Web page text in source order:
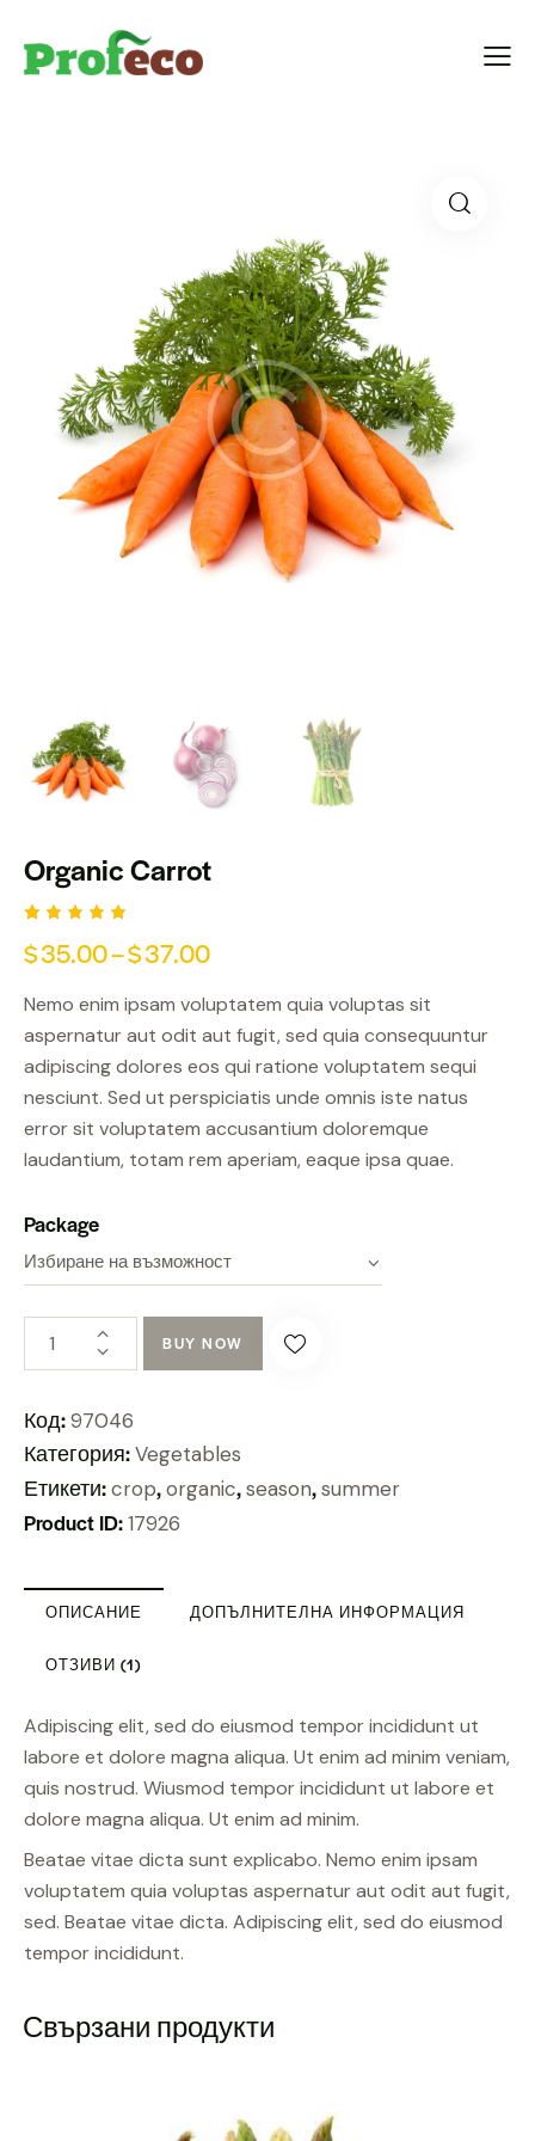
Organic Carrot
5.00 от
на
елски
$35.00–$37.00
Nemo enim ipsam voluptatem quia voluptas sit
aspernatur aut odit aut fugit, sed quia consequuntur
adipiscing dolores eos qui ratione voluptatem sequi
nesciunt. Sed ut perspiciatis unde omnis iste natus
error sit voluptatem accusantium doloremque
laudantium, totam rem aperiam, eaque ipsa quae.
Package
BUY NOW
Код:97046
Категория:Vegetables
Етикети:crop,organic,season,summer
Product ID:17926
ОПИСАНИЕ ДОПЪЛНИТЕЛНА ИНФОРМАЦИЯ
ОТЗИВИ (1)
Adipiscing elit, sed do eiusmod tempor incididunt ut
labore et dolore magna aliqua. Ut enim ad minim veniam,
quis nostrud. Wiusmod tempor incididunt ut labore et
dolore magna aliqua. Ut enim ad minim.
Beatae vitae dicta sunt explicabo. Nemo enim ipsam
voluptatem quia voluptas aspernatur aut odit aut fugit,
sed. Beatae vitae dicta. Adipiscing elit, sed do eiusmod
tempor incididunt.
Свързани продукти